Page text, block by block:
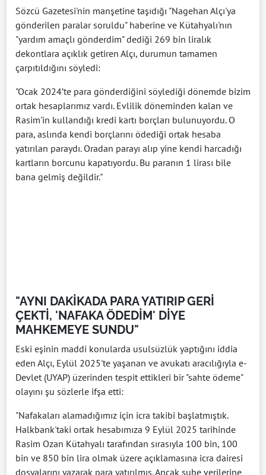
Sözcü Gazetesi'nin manşetine taşıdığı "Nagehan Alçı'ya
gönderilen paralar soruldu" haberine ve Kütahyalı'nın
"yardım amaçlı gönderdim" dediği 269 bin liralık
dekontlara açıklık getiren Alçı, durumun tamamen
çarpıtıldığını söyledi:
"Ocak 2024’te para gönderdiğini söylediği dönemde bizim
ortak hesaplarımız vardı. Evlilik döneminden kalan ve
Rasim'in kullandığı kredi kartı borçları bulunuyordu. O
para, aslında kendi borçlarını ödediği ortak hesaba
yatırılan paraydı. Oradan parayı alıp yine kendi harcadığı
kartların borcunu kapatıyordu. Bu paranın 1 lirası bile
bana gelmiş değildir."
"AYNI DAKİKADA PARA YATIRIP GERİ
ÇEKTİ, 'NAFAKA ÖDEDİM' DİYE
MAHKEMEYE SUNDU"
Eski eşinin maddi konularda usulsüzlük yaptığını iddia
eden Alçı, Eylül 2025'te yaşanan ve avukatı aracılığıyla e-
Devlet (UYAP) üzerinden tespit ettikleri bir "sahte ödeme"
olayını şu sözlerle ifşa etti:
"Nafakaları alamadığımız için icra takibi başlatmıştık.
Halkbank'taki ortak hesabımıza 9 Eylül 2025 tarihinde
Rasim Ozan Kütahyalı tarafından sırasıyla 100 bin, 100
bin ve 850 bin lira olmak üzere açıklamasına icra dairesi
dosyalarını yazarak para yatırılmış. Ancak şube verilerine